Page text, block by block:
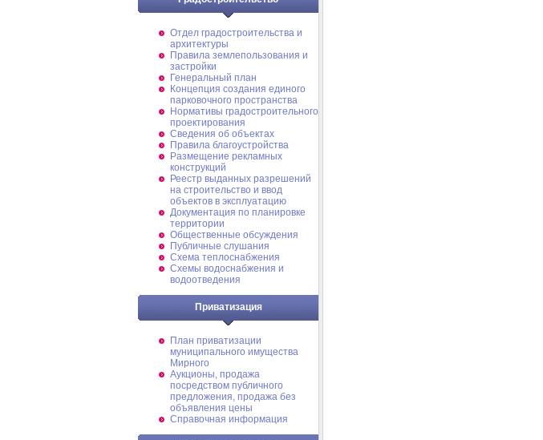
Отдел градостроительства и
архитектуры
Правила землепользования и
застройки
Генеральный план
Концепция создания единого
парковочного пространства
Нормативы градостроительного
проектирования
Сведения об объектах
Правила благоустройства
Размещение рекламных
конструкций
Реестр выданных разрешений
на строительство и ввод
объектов в эксплуатацию
Документация по планировке
территории
Общественные обсуждения
Публичные слушания
Схема теплоснабжения
Схемы водоснабжения и
водоотведения
Приватизация
План приватизации
муниципального имущества
Мирного
Аукционы, продажа
посредством публичного
предложения, продажа без
объявления цены
Справочная информация